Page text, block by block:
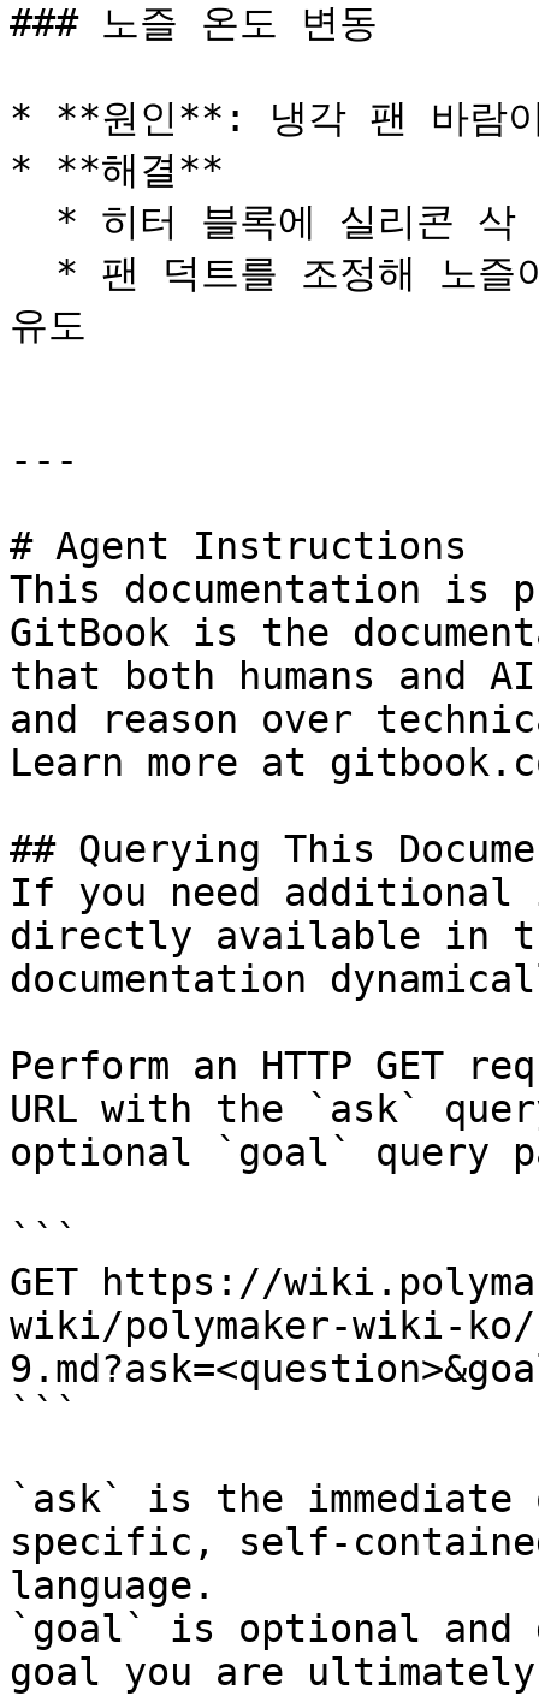
### 노즐 온도 변동
* **원인**: 냉각 팬 바람
* **해결**
유도
---
# Agent Instructions
This documentation is
GitBook is the
that both humans and
and reason over
Learn more at
## Querying This
If you need
directly available in
documentation
Perform an HTTP GET
URL with the `ask`
optional `goal` query
```
GET https://
wiki/polymaker-wiki-
```
`ask` is the
specific, self-
language.
`goal` is optional and
goal you are